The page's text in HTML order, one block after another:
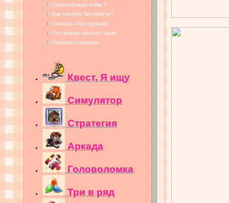
Правообладателям !
Как скачать бесплатно?
Помощь! Инструкции!
Последние комментарии
Главная страница
Квест, Я ищу
Симулятор
Стратегия
Аркада
Головоломка
Три в ряд